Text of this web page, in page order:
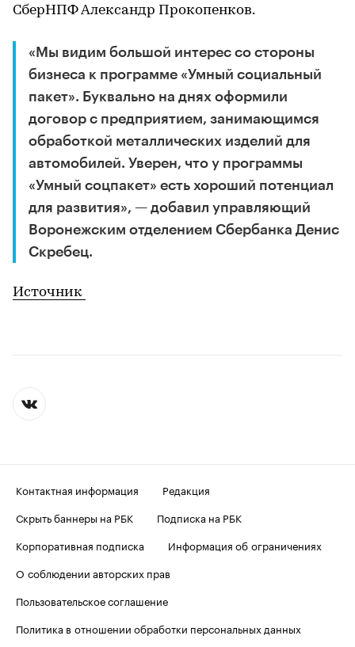
СберНПФ Александр Прокопенков.
«Мы видим большой интерес со стороны
бизнеса к программе «Умный социальный
пакет». Буквально на днях оформили
договор с предприятием, занимающимся
обработкой металлических изделий для
автомобилей. Уверен, что у программы
«Умный соцпакет» есть хороший потенциал
для развития», — добавил управляющий
Воронежским отделением Сбербанка Денис
Скребец.
Источник
Контактная информация
Редакция
Скрыть баннеры на РБК
Подписка на РБК
Корпоративная подписка
Информация об ограничениях
О соблюдении авторских прав
Пользовательское соглашение
Политика в отношении обработки персональных данных